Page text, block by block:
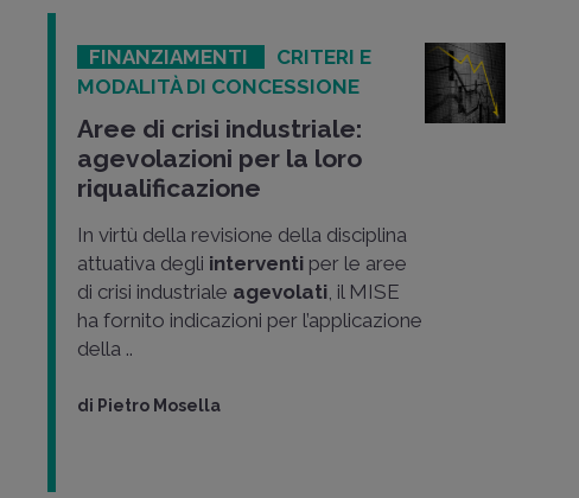
FINANZIAMENTI
CRITERI E
MODALITÀ DI CONCESSIONE
Aree di crisi industriale:
agevolazioni per la loro
riqualificazione
In virtù della revisione della disciplina
attuativa degli interventi per le aree
di crisi industriale agevolati , il MISE
ha fornito indicazioni per l’applicazione
della ..
di Pietro Mosella